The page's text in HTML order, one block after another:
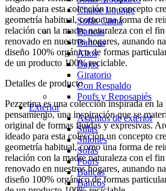
Chaise Lounge
Sofás Cama
Bancas
Bancos
Altos
Bajos
Giratorio
Con Respaldo
Poufs y Reposapiés
Exterior
Asientos de exterior
Sillas
Sillones
Sofás
Poufs
Bancas
Bancos
ideado para esta colección un concepto
geometría habitual, como una forma de
relación con la madre naturaleza con el
renovado en nuestros hogares, aunando
diseño 100% orgánico de formas
de un producto 100% reciclable.
Detalles de producto
Pezzetina es una colección inspirada en
pensamiento, una inspiración que se
original de formas fluidas y expresivas.
ideado para esta colección un concepto
geometría habitual, como una forma de
relación con la madre naturaleza con el
renovado en nuestros hogares, aunando
diseño 100% orgánico de formas